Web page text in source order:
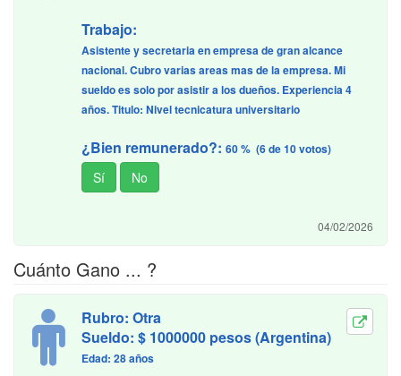
Trabajo:
Asistente y secretaria en empresa de gran alcance
nacional. Cubro varias areas mas de la empresa. Mi
sueldo es solo por asistir a los dueños. Experiencia 4
años. Titulo: Nivel tecnicatura universitario
¿Bien remunerado?: 60 % (6 de 10 votos)
04/02/2026
Cuánto Gano ... ?
Rubro: Otra
Sueldo: $ 1000000 pesos (Argentina)
Edad: 28 años